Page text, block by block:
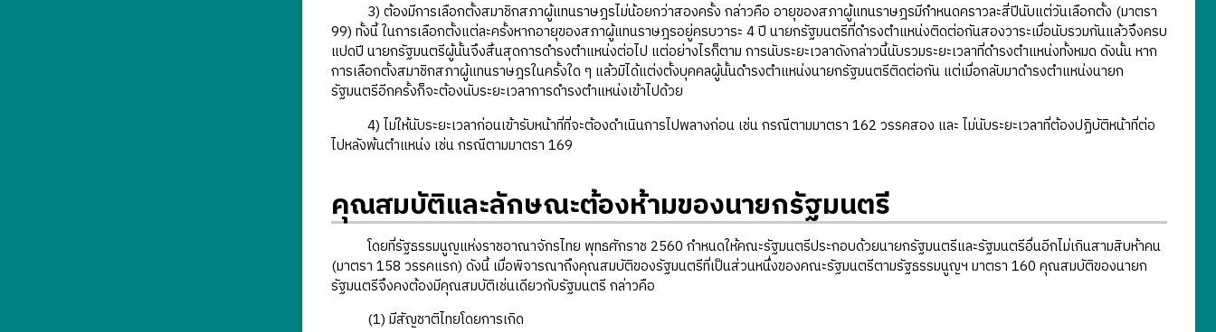
3) ต้องมีการเลือกตั้งสมาชิกสภาผู้แทนราษฎรไม่น้อยกว่าสองครั้ง กล่าวคือ อายุของสภาผู้แทนราษฎรมีกำหนดคราวละสี่ปีนับแต่วันเลือกตั้ง (มาตรา
99) ทั้งนี้ ในการเลือกตั้งแต่ละครั้งหากอายุของสภาผู้แทนราษฎรอยู่ครบวาระ 4 ปี นายกรัฐมนตรีที่ดำรงตำแหน่งติดต่อกันสองวาระเมื่อนับรวมกันแล้วจึงครบ
แปดปี นายกรัฐมนตรีผู้นั้นจึงสิ้นสุดการดำรงตำแหน่งต่อไป แต่อย่างไรก็ตาม การนับระยะเวลาดังกล่าวนี้นับรวมระยะเวลาที่ดำรงตำแหน่งทั้งหมด ดังนั้น หาก
การเลือกตั้งสมาชิกสภาผู้แทนราษฎรในครั้งใด ๆ แล้วมิได้แต่งตั้งบุคคลผู้นั้นดำรงตำแหน่งนายกรัฐมนตรีติดต่อกัน แต่เมื่อกลับมาดำรงตำแหน่งนายก
รัฐมนตรีอีกครั้งก็จะต้องนับระยะเวลาการดำรงตำแหน่งเข้าไปด้วย
4) ไม่ให้นับระยะเวลาก่อนเข้ารับหน้าที่ที่จะต้องดำเนินการไปพลางก่อน เช่น กรณีตามมาตรา 162 วรรคสอง และ ไม่นับระยะเวลาที่ต้องปฏิบัติหน้าที่ต่อ
ไปหลังพ้นตำแหน่ง เช่น กรณีตามมาตรา 169
คุณสมบัติและลักษณะต้องห้ามของนายกรัฐมนตรี
โดยที่รัฐธรรมนูญแห่งราชอาณาจักรไทย พุทธศักราช 2560 กำหนดให้คณะรัฐมนตรีประกอบด้วยนายกรัฐมนตรีและรัฐมนตรีอื่นอีกไม่เกินสามสิบห้าคน
(มาตรา 158 วรรคแรก) ดังนี้ เมื่อพิจารณาถึงคุณสมบัติของรัฐมนตรีที่เป็นส่วนหนึ่งของคณะรัฐมนตรีตามรัฐธรรมนูญฯ มาตรา 160 คุณสมบัติของนายก
รัฐมนตรีจึงคงต้องมีคุณสมบัติเช่นเดียวกับรัฐมนตรี กล่าวคือ
(1) มีสัญชาติไทยโดยการเกิด